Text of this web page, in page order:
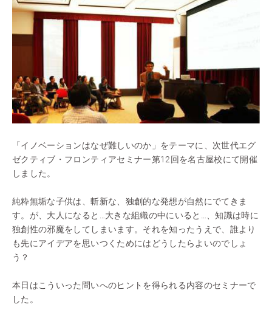
「イノベーションはなぜ難しいのか」をテーマに、次世代エグ
ゼクティブ・フロンティアセミナー第12回を名古屋校にて開催
しました。
純粋無垢な子供は、斬新な、独創的な発想が自然にでてきま
す。が、大人になると…大きな組織の中にいると…、知識は時に
独創性の邪魔をしてしまいます。それを知ったうえで、誰より
も先にアイデアを思いつくためにはどうしたらよいのでしょ
う？
本日はこういった問いへのヒントを得られる内容のセミナーで
した。